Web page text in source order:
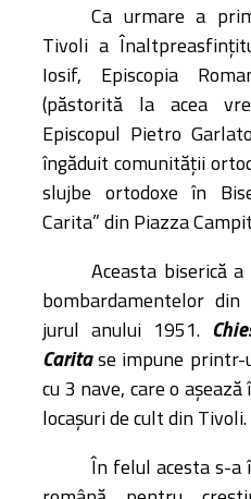
Ca urmare a
Tivoli a
Iosif, Episcopia
(păstorită la acea
Episcopul Pietro
îngăduit comunităţii
slujbe ortodoxe în
Carita” din Piazza
Aceasta biserică
bombardamentelor
jurul anului 1951.
Caritase impune printr-
cu 3 nave, care o
locașuri de cult din Tivoli.
În felul acesta s-a